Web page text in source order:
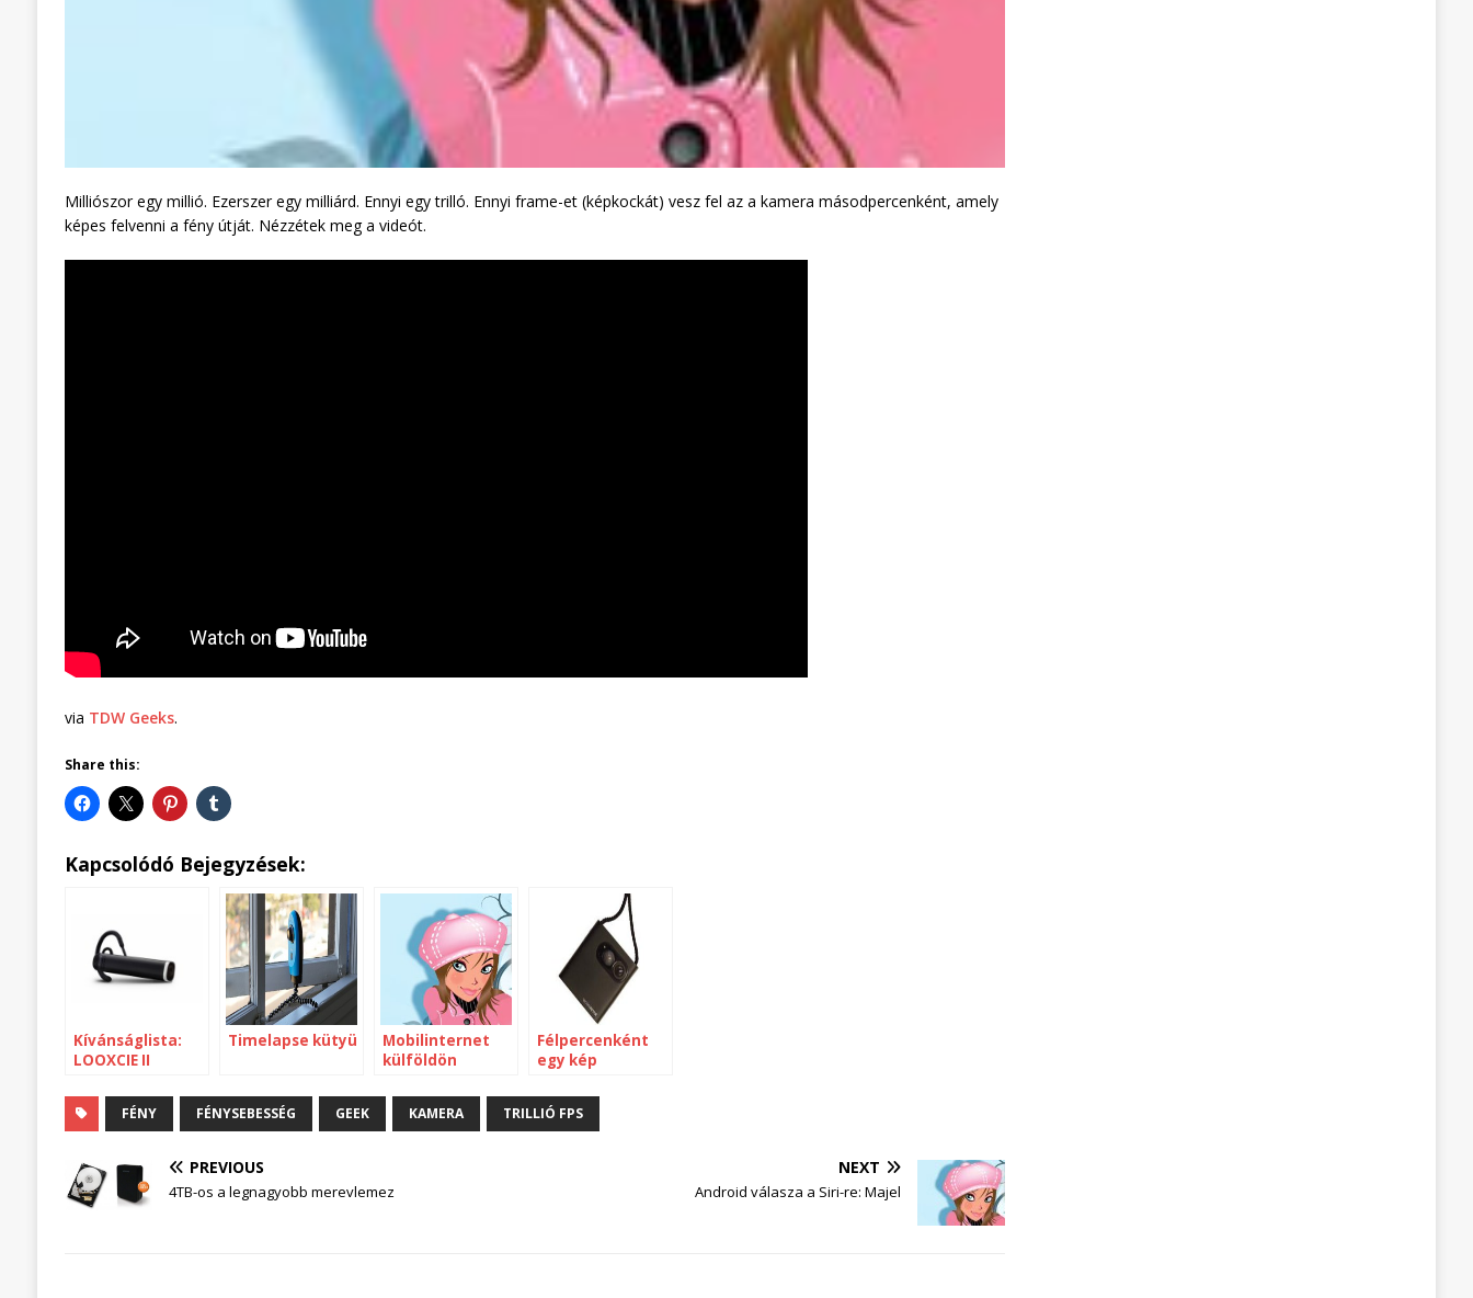
Milliószor egy millió. Ezerszer egy milliárd. Ennyi egy trilló. Ennyi frame-et (képkockát) vesz fel az a kamera másodpercenként, amely
képes felvenni a fény útját. Nézzétek meg a videót.
via TDW Geeks.
Share this:
Kapcsolódó Bejegyzések:
Kívánságlista:
LOOXCIE II
kamera
Timelapse kütyü
Mobilinternet
külföldön
Félpercenként
egy kép
FÉNY FÉNYSEBESSÉG GEEK KAMERA TRILLIÓ FPS
PREVIOUS
4TB-os a legnagyobb merevlemez
NEXT
Android válasza a Siri-re: Majel